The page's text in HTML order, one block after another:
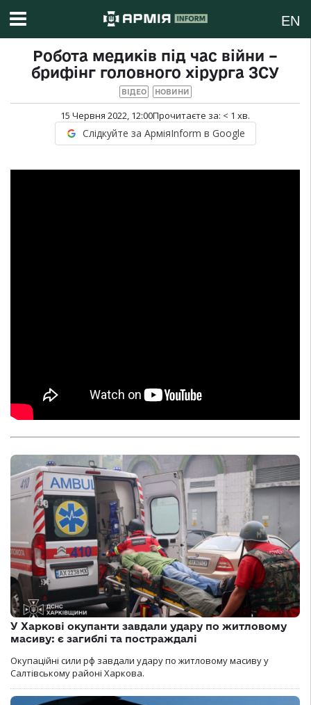
EN
Робота медиків під час війни –
брифінг головного хірурга ЗСУ
ВІДЕО НОВИНИ
15 Червня 2022, 12:00Прочитаєте за: < 1 хв.
Слідкуйте за АрміяInform в Google
У Харкові окупанти завдали удару по житловому
масиву: є загиблі та постраждалі
Окупаційні сили рф завдали удару по житловому масиву у
Салтівському районі Харкова.